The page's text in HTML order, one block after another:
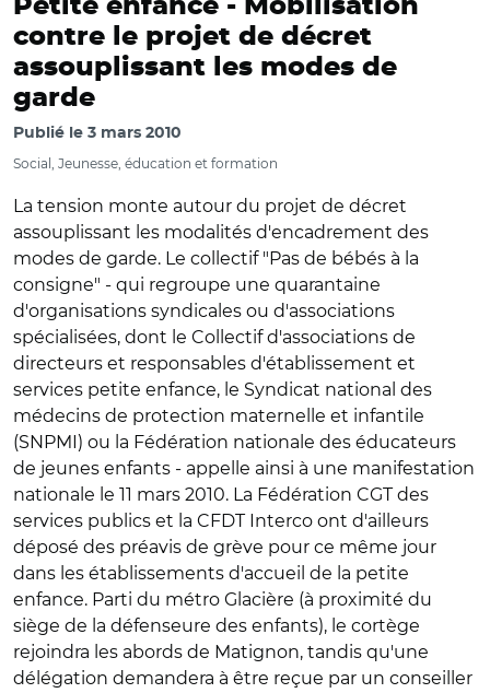
Petite enfance - Mobilisation
contre le projet de décret
assouplissant les modes de
garde
Publié le 3 mars 2010
Social, Jeunesse, éducation et formation
La tension monte autour du projet de décret
assouplissant les modalités d'encadrement des
modes de garde. Le collectif "Pas de bébés à la
consigne" - qui regroupe une quarantaine
d'organisations syndicales ou d'associations
spécialisées, dont le Collectif d'associations de
directeurs et responsables d'établissement et
services petite enfance, le Syndicat national des
médecins de protection maternelle et infantile
(SNPMI) ou la Fédération nationale des éducateurs
de jeunes enfants - appelle ainsi à une manifestation
nationale le 11 mars 2010. La Fédération CGT des
services publics et la CFDT Interco ont d'ailleurs
déposé des préavis de grève pour ce même jour
dans les établissements d'accueil de la petite
enfance. Parti du métro Glacière (à proximité du
siège de la défenseure des enfants), le cortège
rejoindra les abords de Matignon, tandis qu'une
délégation demandera à être reçue par un conseiller